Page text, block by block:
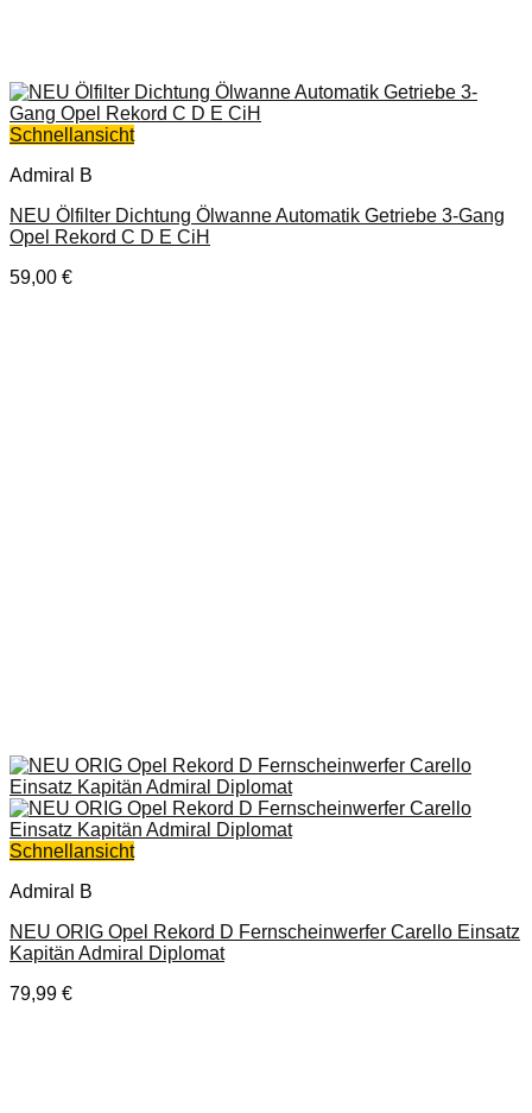
Schnellansicht
Admiral B
NEU Ölfilter Dichtung Ölwanne Automatik Getriebe 3-Gang
Opel Rekord C D E CiH
59,00 €
Schnellansicht
Admiral B
NEU ORIG Opel Rekord D Fernscheinwerfer Carello Einsatz
Kapitän Admiral Diplomat
79,99 €